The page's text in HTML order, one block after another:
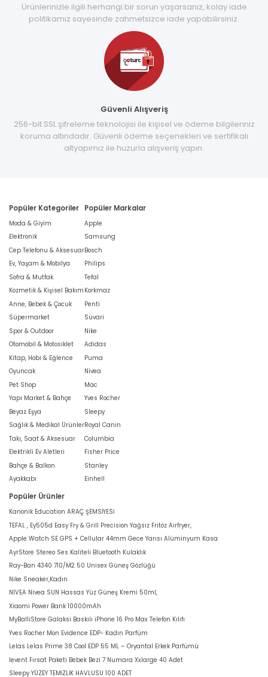
Ürünlerinizle ilgili herhangi bir sorun yaşarsanız, kolay iade
politikamız sayesinde zahmetsizce iade yapabilirsiniz.
Güvenli Alışveriş
256-bit SSL şifreleme teknolojisi ile kişisel ve ödeme bilgileriniz
koruma altındadır. Güvenli ödeme seçenekleri ve sertifikalı
altyapımız ile huzurla alışveriş yapın.
Popüler Kategoriler
Moda & Giyim
Elektronik
Cep Telefonu & Aksesuar
Ev, Yaşam & Mobilya
Sofra & Mutfak
Kozmetik & Kişisel Bakım
Anne, Bebek & Çocuk
Süpermarket
Spor & Outdoor
Otomobil & Motosiklet
Kitap, Hobi & Eğlence
Oyuncak
Pet Shop
Yapı Market & Bahçe
Beyaz Eşya
Sağlık & Medikal Ürünler
Takı, Saat & Aksesuar
Elektrikli Ev Aletleri
Bahçe & Balkon
Ayakkabı
Popüler Markalar
Apple
Samsung
Bosch
Philips
Tefal
Korkmaz
Penti
Süvari
Nike
Adidas
Puma
Nivea
Mac
Yves Rocher
Sleepy
Royal Canin
Columbia
Fisher Price
Stanley
Einhell
Popüler Ürünler
Kanonik Education ARAÇ ŞEMSİYESİ
TEFAL , Ey505d Easy Fry & Grill Precision Yağsız Fritöz Airfryer,
Apple Watch SE GPS + Cellular 44mm Gece Yarısı Alüminyum Kasa
AyrStore Stereo Ses Kaliteli Bluetooth Kulaklık
Ray-Ban 4340 710/M2 50 Unisex Güneş Gözlüğü
Nike Sneaker,Kadın
NIVEA Nivea SUN Hassas Yüz Güneş Kremi 50ml,
Xiaomi Power Bank 10000mAh
MyBalliStore Galaksi Baskılı iPhone 16 Pro Max Telefon Kılıfı
Yves Rocher Mon Evidence EDP- Kadın Parfüm
Lelas Lelas Prime 38 Cool EDP 55 ML – Oryantal Erkek Parfümü
levent Fırsat Paketi Bebek Bezi 7 Numara Xxlarge 40 Adet
Sleepy YÜZEY TEMİZLİK HAVLUSU 100 ADET